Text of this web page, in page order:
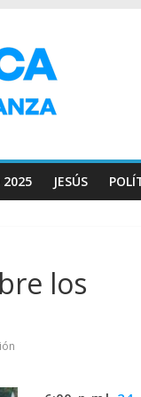
2025 JESÚS
los